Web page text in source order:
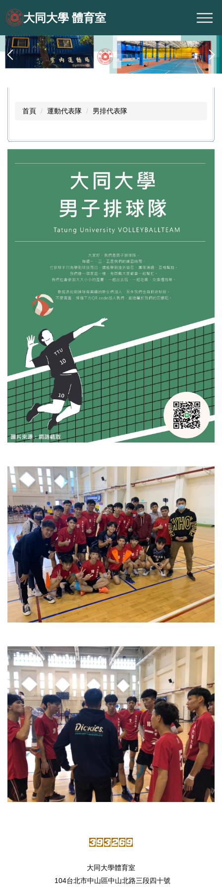
到
主
要
內
容
區
大同大學 體育室
首頁 運動代表隊 男排代表隊
大同大學體育室
104台北市中山區中山北路三段四十號